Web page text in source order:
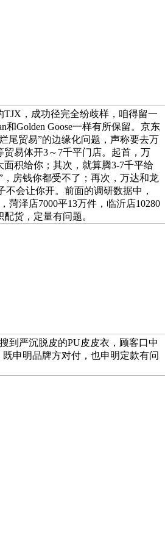
，成功径完全纷歧样，咱得留一
和Golden Goose一样有所保留。京东
尾贸易”的边缘化问题，声称要去万
易体开3～7千平门店。起首，万
积给你；其次，就算腾3-7千平给
，房钱你都受不了；再次，万达和龙
不会让你开。前面的调研数据中，
菏泽店7000平13万件，临沂店10280
货，定量有问题。
到严沉脱皮的PU皮皮衣，顾客口中
既申明品牌方对付，也申明定款有问